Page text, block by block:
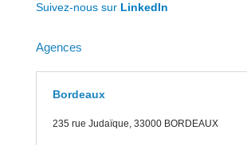
Suivez-nous sur LinkedIn
Agences
Bordeaux
235 rue Judaïque, 33000 BORDEAUX